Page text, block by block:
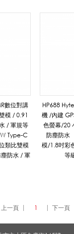
數位對講
模 / 0.91
/ 軍規等
Type-C
類比雙模
防水 / 軍
HP688
機 /內建
色螢幕/20
防塵防水
模/1.8吋彩
等
上一頁 1 下一頁